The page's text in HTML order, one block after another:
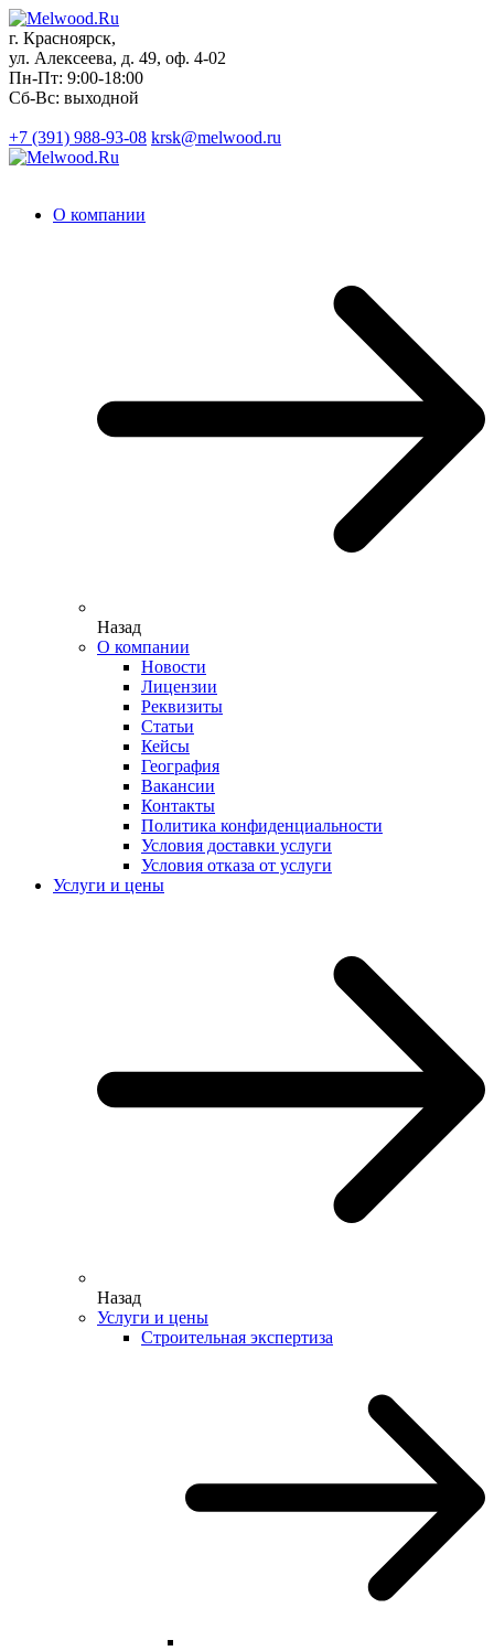
г. Красноярск,
ул. Алексеева, д. 49, оф. 4-02
Пн-Пт: 9:00-18:00
Сб-Вс: выходной
+7 (391) 988-93-08 krsk@melwood.ru
О компании
Назад
О компании
Новости
Лицензии
Реквизиты
Статьи
Кейсы
География
Вакансии
Контакты
Политика конфиденциальности
Условия доставки услуги
Условия отказа от услуги
Услуги и цены
Назад
Услуги и цены
Строительная экспертиза